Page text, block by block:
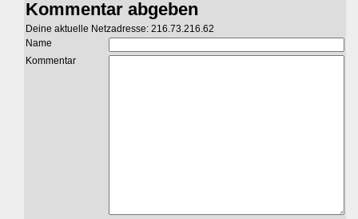
Kommentar abgeben
Deine aktuelle Netzadresse: 216.73.216.62
Name
Kommentar